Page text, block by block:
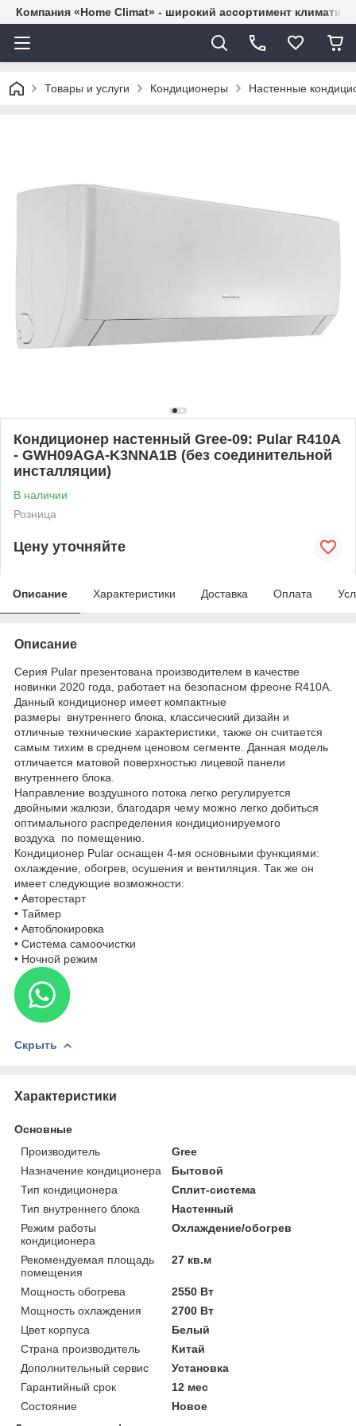
Компания «Home Climat» - широкий ассортимент
Товары и услуги Кондиционеры Настенные
Кондиционер настенный Gree-09: Pular R410A
- GWH09AGA-K3NNA1B (без соединительной
инсталляции)
В наличии
Розница
Цену уточняйте
Описание Характеристики Доставка Оплата
Описание
Серия Pular презентована производителем в качестве
новинки 2020 года, работает на безопасном фреоне R410A.
Данный кондиционер имеет компактные
размеры внутреннего блока, классический дизайн и
отличные технические характеристики, также он считается
самым тихим в среднем ценовом сегменте. Данная модель
отличается матовой поверхностью лицевой панели
внутреннего блока.
Направление воздушного потока легко регулируется
двойными жалюзи, благодаря чему можно легко добиться
оптимального распределения кондиционируемого
воздуха по помещению.
Кондиционер Pular оснащен 4-мя основными функциями:
охлаждение, обогрев, осушения и вентиляция. Так же он
имеет следующие возможности:
• Авторестарт
• Таймер
• Автоблокировка
• Система самоочистки
• Ночной режим
Скрыть
Характеристики
Основные
Производитель
Gree
Назначение кондиционера
Бытовой
Тип кондиционера
Сплит-система
Тип внутреннего блока
Настенный
Режим работы
кондиционера
Охлаждение/обогрев
Рекомендуемая площадь
помещения
27 кв.м
Мощность обогрева
2550 Вт
Мощность охлаждения
2700 Вт
Цвет корпуса
Белый
Страна производитель
Китай
Дополнительный сервис
Установка
Гарантийный срок
12 мес
Состояние
Новое